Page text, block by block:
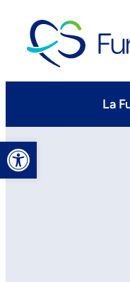
Abrir barra
La